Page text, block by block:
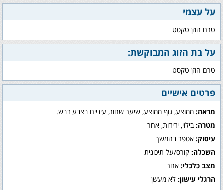
על עצמי
טרם הוזן טקסט
על בת הזוג המבוקשת:
טרם הוזן טקסט
פרטים אישיים
מראה: ממוצע, גוף ממוצע, שיער שחור, עיניים בצבע דבש.
מטרה: בילוי, ידידות, אחר
עיסוק: אספר בהמשך
השכלה: קורס/על תיכונית
מצב כלכלי: אחר
הרגלי עישון: לא מעשן